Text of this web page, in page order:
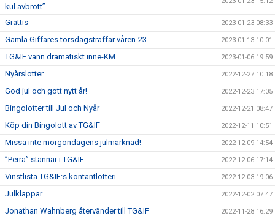
kul avbrott”
Grattis 2023-01-23 08:33
Gamla Giffares torsdagsträffar våren-23 2023-01-13 10:01
TG&IF vann dramatiskt inne-KM 2023-01-06 19:59
Nyårslotter 2022-12-27 10:18
God jul och gott nytt år! 2022-12-23 17:05
Bingolotter till Jul och Nyår 2022-12-21 08:47
Köp din Bingolott av TG&IF 2022-12-11 10:51
Missa inte morgondagens julmarknad! 2022-12-09 14:54
”Perra” stannar i TG&IF 2022-12-06 17:14
Vinstlista TG&IF:s kontantlotteri 2022-12-03 19:06
Julklappar 2022-12-02 07:47
Jonathan Wahnberg återvänder till TG&IF 2022-11-28 16:29